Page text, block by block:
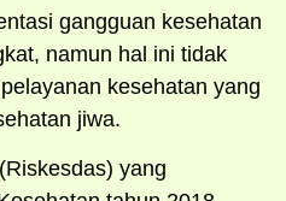
gangguan kesehatan
namun hal ini tidak
kesehatan yang
jiwa.
yang